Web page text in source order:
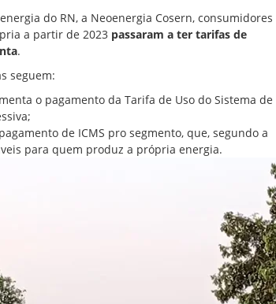
do RN, a Neoenergia Cosern, consumidores
a partir de 2023 passaram a ter tarifas de
.
seguem:
o pagamento da Tarifa de Uso do Sistema de
de ICMS pro segmento, que, segundo a
para quem produz a própria energia.